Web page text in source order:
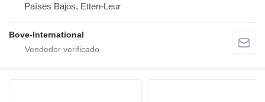
Países Bajos, Etten-Leur
Bove-International